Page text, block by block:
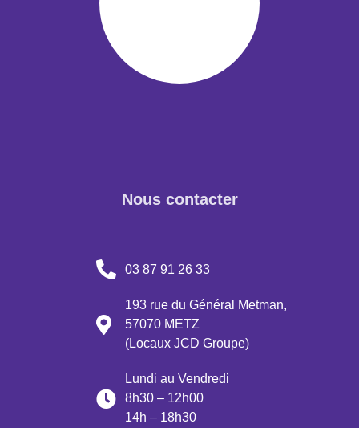
Nous contacter
03 87 91 26 33
193 rue du Général Metman,
57070 METZ
(Locaux JCD Groupe)
Lundi au Vendredi
8h30 – 12h00
14h – 18h30